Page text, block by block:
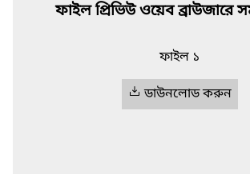
ফাইল প্রিভিউ ওয়েব ব্রাউজারে
ফাইল ১
ডাউনলোড করুন